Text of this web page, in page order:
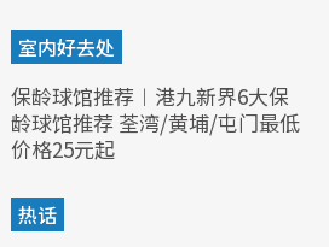
室内好去处
保龄球馆推荐︱港九新界6大保
龄球馆推荐 荃湾/黄埔/屯门最低
价格25元起
热话